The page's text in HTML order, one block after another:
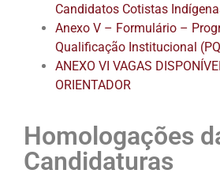
Candidatos Cotistas
Anexo V – Formulário –
Qualificação Institucional
ANEXO VI VAGAS
ORIENTADOR
Homologações
Candidaturas